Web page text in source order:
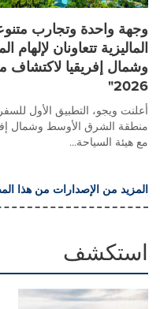
وجهة واحدة وتجارب
الماليزية تتعاونان
وشمال إفريقيا لاكتشاف
2026"
أعلنت ويجو، التطبيق الأول
مع هيئة السياحة...
المزيد من الإصدارات من هذا
استكشف